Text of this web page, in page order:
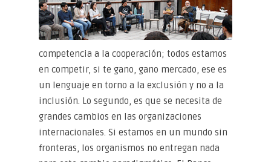
competencia a la cooperación; todos estamos
en competir, si te gano, gano mercado, ese es
un lenguaje en torno a la exclusión y no a la
inclusión. Lo segundo, es que se necesita de
grandes cambios en las organizaciones
internacionales. Si estamos en un mundo sin
fronteras, los organismos no entregan nada